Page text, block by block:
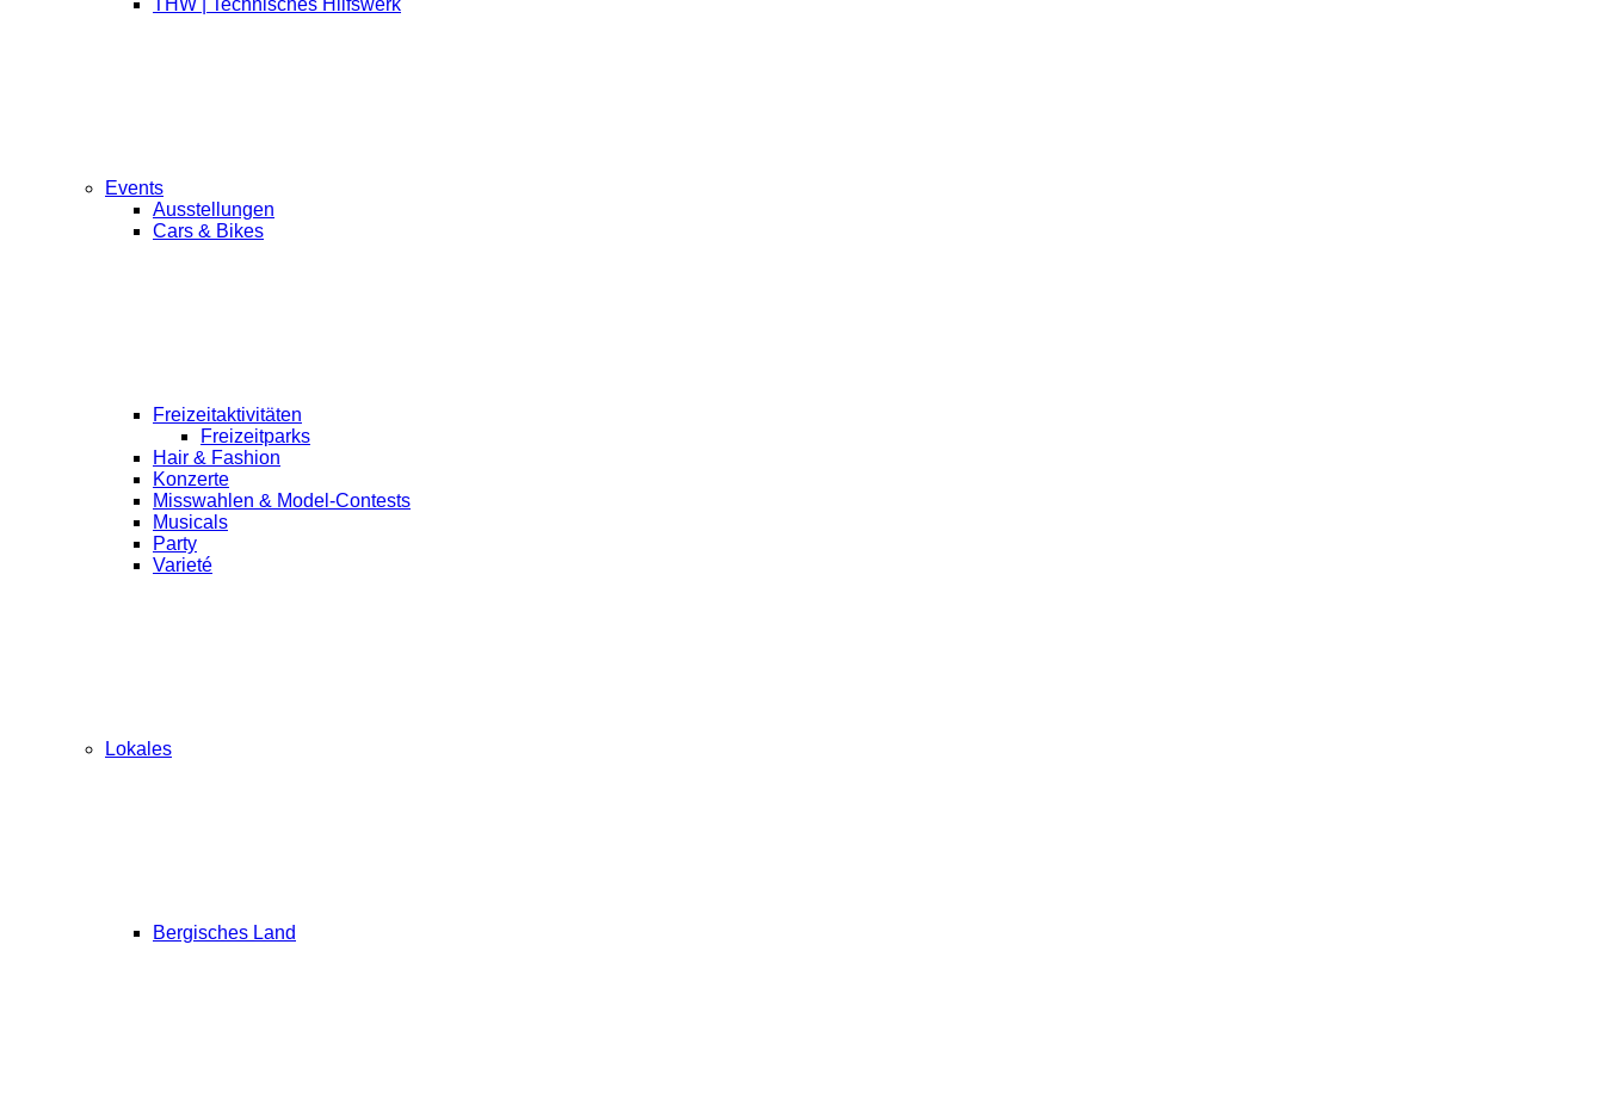
THW | Technisches Hilfswerk
Events
Ausstellungen
Cars & Bikes
Freizeitaktivitäten
Freizeitparks
Hair & Fashion
Konzerte
Misswahlen & Model-Contests
Musicals
Party
Varieté
Lokales
Bergisches Land